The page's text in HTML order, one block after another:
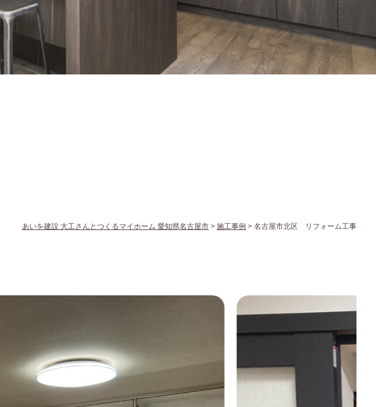
あいを建設 大工さんとつくるマイホーム 愛知県名古屋市 > 施工事例 > 名古屋市北区 リフォーム工事